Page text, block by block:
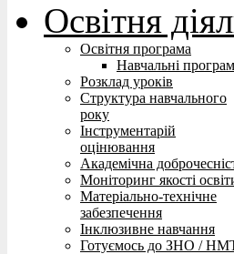
Освітня
Освітня програма
Навчальні
Розклад уроків
Структура навчального
року
Інструментарій
оцінювання
Академічна
Моніторинг якості
Матеріально-технічне
забезпечення
Інклюзивне навчання
Готуємось до ЗНО /